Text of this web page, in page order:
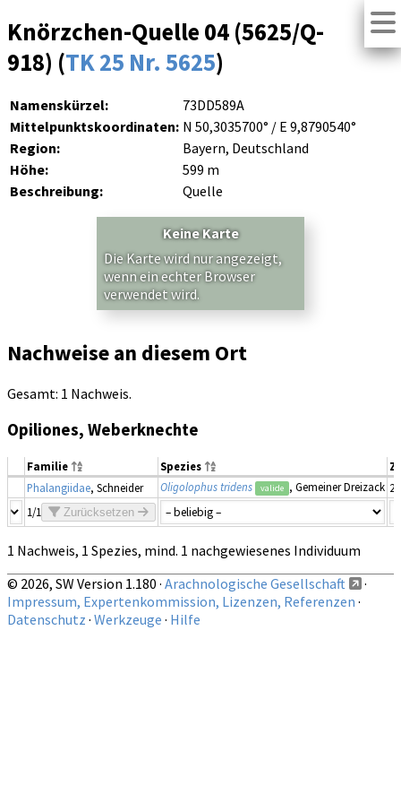
Knörzchen-Quelle 04 (5625/Q-
918) (TK 25 Nr. 5625)
Namenskürzel:
73DD589A
Mittelpunktskoordinaten: N 50,3035700° / E 9,8790540°
Region:
Bayern, Deutschland
Höhe:
599 m
Beschreibung:
Quelle
Keine Karte
Die Karte wird nur angezeigt,
wenn ein echter Browser
verwendet wird.
Nachweise an diesem Ort
Gesamt: 1 Nachweis.
Opiliones, Weberknechte
Familie Spezies
Phalangiidae, Schneider Oligolophus tridens valide , Gemeiner Dreizack
1/1
Zurücksetzen
1 Nachweis, 1 Spezies, mind. 1 nachgewiesenes Individuum
© 2026, SW Version 1.180 · Arachnologische Gesellschaft
·
Impressum, Expertenkommission, Lizenzen, Referenzen ·
Datenschutz · Werkzeuge · Hilfe